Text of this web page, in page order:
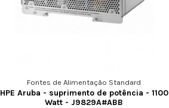
Fontes de Alimentação Standard
HPE Aruba - suprimento de potência - 1100
Watt - J9829A#ABB